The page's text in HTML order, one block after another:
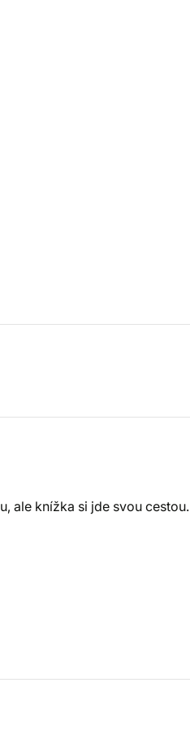
ale knížka si jde svou cestou.